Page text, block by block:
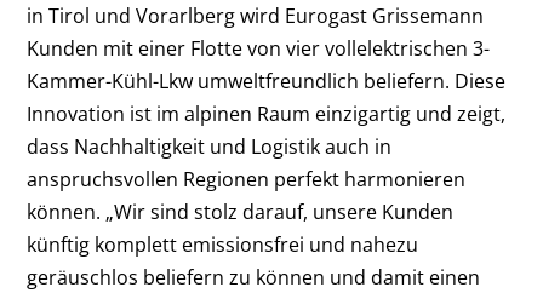
in Tirol und Vorarlberg wird Eurogast Grissemann
Kunden mit einer Flotte von vier vollelektrischen 3-
Kammer-Kühl-Lkw umweltfreundlich beliefern. Diese
Innovation ist im alpinen Raum einzigartig und zeigt,
dass Nachhaltigkeit und Logistik auch in
anspruchsvollen Regionen perfekt harmonieren
können. „Wir sind stolz darauf, unsere Kunden
künftig komplett emissionsfrei und nahezu
geräuschlos beliefern zu können und damit einen